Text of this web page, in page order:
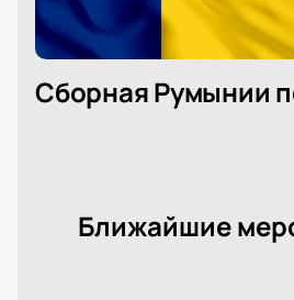
Сборная Румынии
Ближайшие